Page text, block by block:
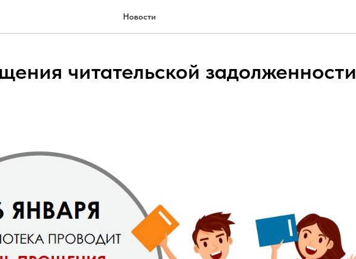
Новости
читательской задолженности